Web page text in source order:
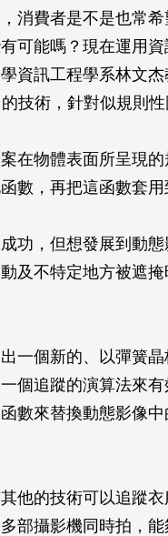
消費者是不是也常
可能嗎？現在運用
資訊工程學系林文
技術，針對似規則性
在物體表面所呈現
數，再把這函數套用
功，但想發展到動
及不特定地方被遮
一個新的、以彈簧
個追蹤的演算法來
數來替換動態影像
他的技術可以追蹤
部攝影機同時拍，